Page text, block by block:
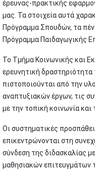
έρευνας-πρακτικής
μας. Τα στοιχεία αυτά
Πρόγραμμα Σπουδών, τα
Πρόγραμμα Παιδαγωγικής
Το Τμήμα Κοινωνικής και
ερευνητική
πιστοποιούνται από την
αναπτυξιακών έργων, τις
με την τοπική κοινωνία
Οι συστηματικές
επικεντρώνονται στη
σύνδεση της διδασκαλίας
μαθησιακών επιτευγμάτων